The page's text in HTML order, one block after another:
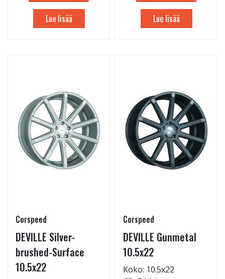
Lue lisää Lue lisää
Corspeed
DEVILLE Silver-
brushed-Surface
10.5x22
Corspeed
DEVILLE Gunmetal
10.5x22
Koko: 10.5x22